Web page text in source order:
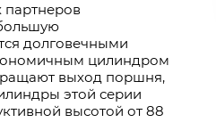
долговечными
цилиндром
выход поршня,
этой серии
высотой от 88